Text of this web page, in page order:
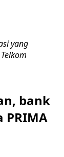
yang
bank
PRIMA